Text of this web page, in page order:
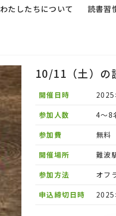
わたしたちについて 読書習
10/11（土）の
開催日時
参加人数
4〜8
参加費
無料
開催場所
難波
参加方法
オフ
申込締切日時
2025